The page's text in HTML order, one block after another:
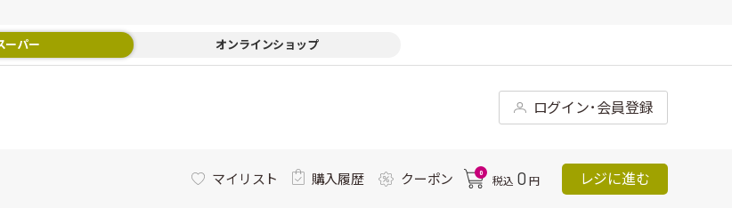
ーパー オンラインショップ
ログイン･会員登録
マイリスト 購入履歴 クーポン 0
税込 0 円 レジに進む